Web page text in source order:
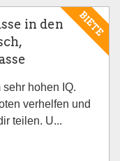
BIETE
in den
hohen IQ.
verhelfen und
teilen. U...